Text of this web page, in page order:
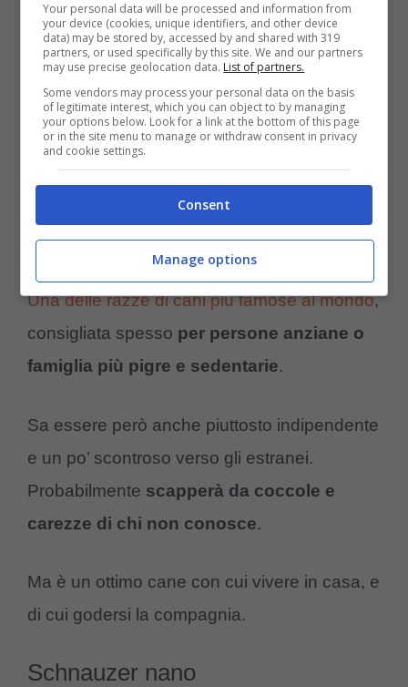
Pechinese (Foto Pixabay)
Una delle razze di cani più famose al mondo,
consigliata spesso per persone anziane o
famiglia più pigre e sedentarie.
Sa essere però anche piuttosto indipendente
e un po’ scontroso verso gli estranei.
Probabilmente scapperà da coccole e
carezze di chi non conosce.
Ma è un ottimo cane con cui vivere in casa, e
di cui godersi la compagnia.
Schnauzer nano
Your personal data will be processed and information from
your device (cookies, unique identifiers, and other device
data) may be stored by, accessed by and shared with 319
partners, or used specifically by this site. We and our partners
may use precise geolocation data. List of partners.
Some vendors may process your personal data on the basis
of legitimate interest, which you can object to by managing
your options below. Look for a link at the bottom of this page
or in the site menu to manage or withdraw consent in privacy
and cookie settings.
Consent
Manage options